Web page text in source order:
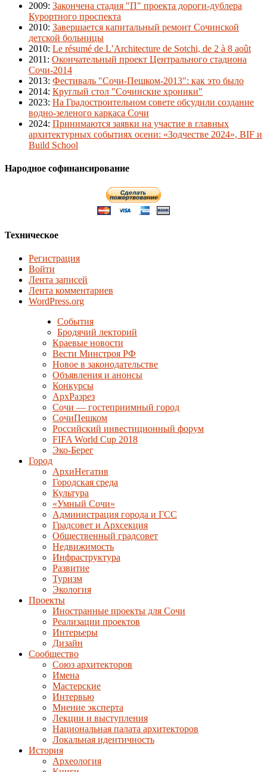
2009: Закончена стадия "П" проекта дороги-дублера
Курортного проспекта
2010: Завершается капитальный ремонт Сочинской
детской больницы
2010: Le résumé de L’Architecture de Sotchi, de 2 à 8 août
2011 : Окончательный проект Центрального стадиона
Сочи-2014
2013: Фестиваль "Сочи-Пешком-2013": как это было
2014: Круглый стол "Сочинские хроники"
2023: На Градостроительном совете обсудили создание
водно-зеленого каркаса Сочи
2024: Принимаются заявки на участие в главных
архитектурных событиях осени: «Зодчестве 2024», BIF и
Build School
Народное софинансирование
Техническое
Регистрация
Войти
Лента записей
Лента комментариев
WordPress.org
События
Бродячий лекторий
Краевые новости
Вести Минстроя РФ
Новое в законодательстве
Объявления и анонсы
Конкурсы
АрхРазрез
Сочи — гостеприимный город
СочиПешком
Российский инвестиционный форум
FIFA World Cup 2018
Эко-Берег
Город
АрхиНегатив
Городская среда
Культура
«Умный Сочи»
Администрация города и ГСС
Градсовет и Архсекция
Общественный градсовет
Недвижимость
Инфраструктура
Развитие
Туризм
Экология
Проекты
Иностранные проекты для Сочи
Реализации проектов
Интерьеры
Дизайн
Сообщество
Союз архитекторов
Имена
Мастерские
Интервью
Мнение эксперта
Лекции и выступления
Национальная палата архитекторов
Локальная идентичность
История
Археология